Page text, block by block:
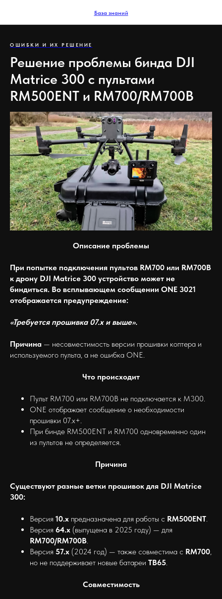
База знаний
ОШИБКИ И ИХ РЕШЕНИЕ
Решение проблемы бинда DJI
Matrice 300 с пультами
RM500ENT и RM700/RM700B
Описание проблемы
При попытке подключения пультов RM700 или RM700B
к дрону DJI Matrice 300 устройство может не
биндиться. Во всплывающем сообщении ONE 3021
отображается предупреждение:
«Требуется прошивка 07.x и выше».
Причина — несовместимость версии прошивки коптера и
используемого пульта, а не ошибка ONE.
Что происходит
Пульт RM700 или RM700B не подключается к M300.
ONE отображает сообщение о необходимости
прошивки 07.x+.
При бинде RM500ENT и RM700 одновременно один
из пультов не определяется.
Причина
Существуют разные ветки прошивок для DJI Matrice
300:
Версия 10.x предназначена для работы с RM500ENT.
Версия 64.x (выпущена в 2025 году) — для
RM700/RM700B.
Версия 57.x (2024 год) — также совместима с RM700,
но не поддерживает новые батареи ТВ65.
Совместимость